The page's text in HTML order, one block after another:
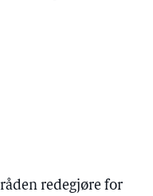
redegjøre for